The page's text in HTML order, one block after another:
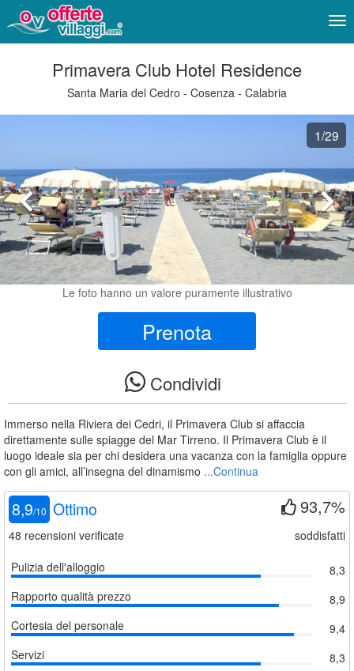
Primavera Club Hotel Residence
Santa Maria del Cedro - Cosenza - Calabria
1/29
Le foto hanno un valore puramente illustrativo
Prenota
Condividi
Immerso nella Riviera dei Cedri, il Primavera Club si affaccia
direttamente sulle spiagge del Mar Tirreno. Il Primavera Club è il
luogo ideale sia per chi desidera una vacanza con la famiglia oppure
con gli amici, all’insegna del dinamismo ...Continua
8,9/10 Ottimo
48 recensioni verificate
93,7%
soddisfatti
Pulizia dell'alloggio
8,3
Rapporto qualità prezzo
8,9
Cortesia del personale
9,4
Servizi
8,3